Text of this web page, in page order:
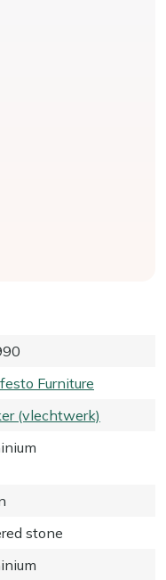
Furniture
(vlechtwerk)
stone